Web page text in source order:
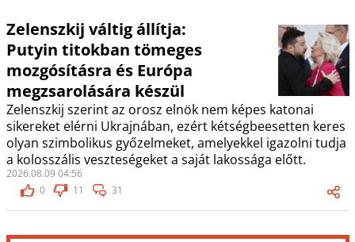
Zelenszkij váltig állítja:
Putyin titokban tömeges
mozgósításra és Európa
megzsarolására készül
Zelenszkij szerint az orosz elnök nem képes katonai
sikereket elérni Ukrajnában, ezért kétségbeesetten keres
olyan szimbolikus győzelmeket, amelyekkel igazolni tudja
a kolosszális veszteségeket a saját lakossága előtt.
2026.08.09 04:56
0
11 31